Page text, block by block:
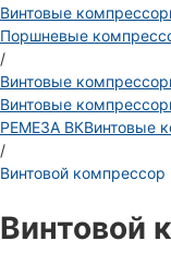
Винтовые
Поршневые
/
Винтовые
Винтовые
РЕМЕЗА ВКВинтовые
/
Винтовой компрессор
Винтовой